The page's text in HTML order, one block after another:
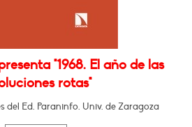
"1968. El año de las
rotas"
del Ed. Paraninfo. Univ. de Zaragoza